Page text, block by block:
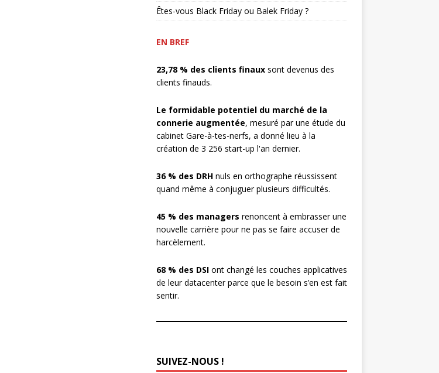
Êtes-vous Black Friday ou Balek Friday ?
EN BREF
23,78 % des clients finaux sont devenus des
clients finauds.
Le formidable potentiel du marché de la
connerie augmentée, mesuré par une étude du
cabinet Gare-à-tes-nerfs, a donné lieu à la
création de 3 256 start-up l'an dernier.
36 % des DRH nuls en orthographe réussissent
quand même à conjuguer plusieurs difficultés.
45 % des managers renoncent à embrasser une
nouvelle carrière pour ne pas se faire accuser de
harcèlement.
68 % des DSI ont changé les couches applicatives
de leur datacenter parce que le besoin s’en est fait
sentir.
SUIVEZ-NOUS !